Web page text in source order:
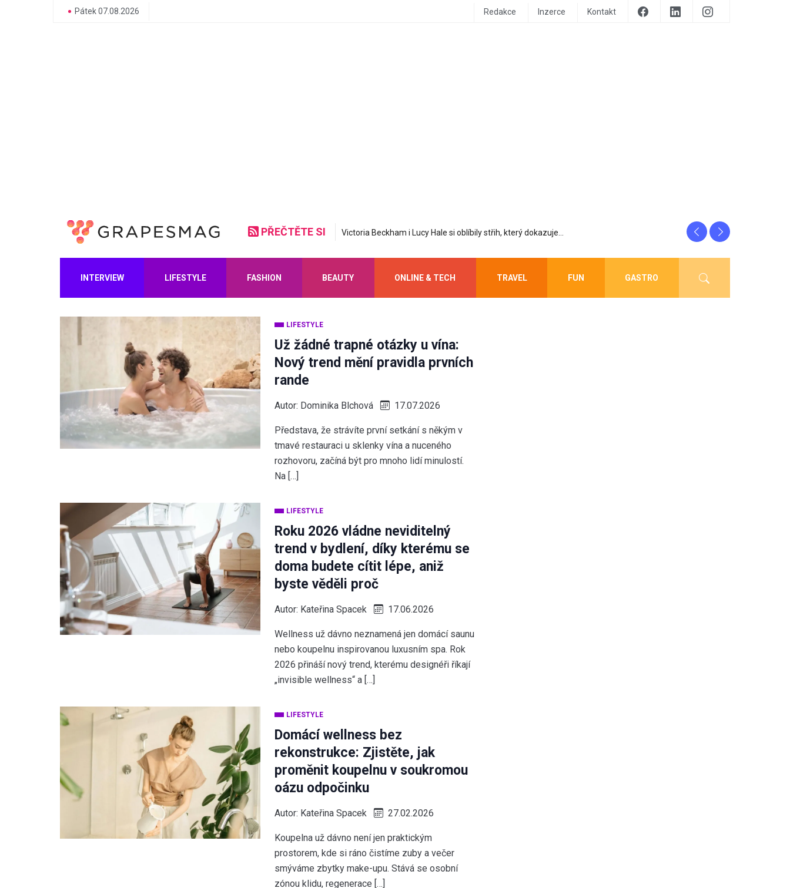
Pátek 07.08.2026 Redakce Inzerce Kontakt
PŘEČTĚTE SI Mastná nerovná se hydratovaná: Korejská skincare prozrazuje, c... PreviousNext
INTERVIEW LIFESTYLE FASHION BEAUTY ONLINE & TECH TRAVEL FUN GASTRO
LIFESTYLE
Už žádné trapné otázky u vína:
Nový trend mění pravidla prvních
rande
Autor: Dominika Blchová 17.07.2026
Představa, že strávíte první setkání s někým v
tmavé restauraci u sklenky vína a nuceného
rozhovoru, začíná být pro mnoho lidí minulostí.
Na […]
LIFESTYLE
Roku 2026 vládne neviditelný
trend v bydlení, díky kterému se
doma budete cítit lépe, aniž
byste věděli proč
Autor: Kateřina Spacek 17.06.2026
Wellness už dávno neznamená jen domácí saunu
nebo koupelnu inspirovanou luxusním spa. Rok
2026 přináší nový trend, kterému designéři říkají
„invisible wellness“ a […]
LIFESTYLE
Domácí wellness bez
rekonstrukce: Zjistěte, jak
proměnit koupelnu v soukromou
oázu odpočinku
Autor: Kateřina Spacek 27.02.2026
Koupelna už dávno není jen praktickým
prostorem, kde si ráno čistíme zuby a večer
smýváme zbytky make-upu. Stává se osobní
zónou klidu, regenerace […]